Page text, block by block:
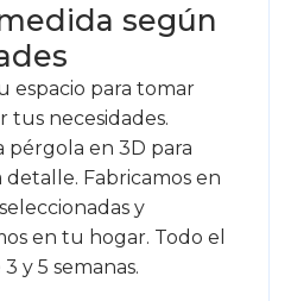
según
espacio para tomar
tus necesidades.
pérgola en 3D para
Fabricamos en
y
en tu hogar. Todo el
y 5 semanas.